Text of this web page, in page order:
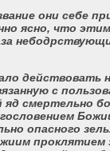
они себе
ясно, что
действовать
с
яд смертельно
опасного
проклятием